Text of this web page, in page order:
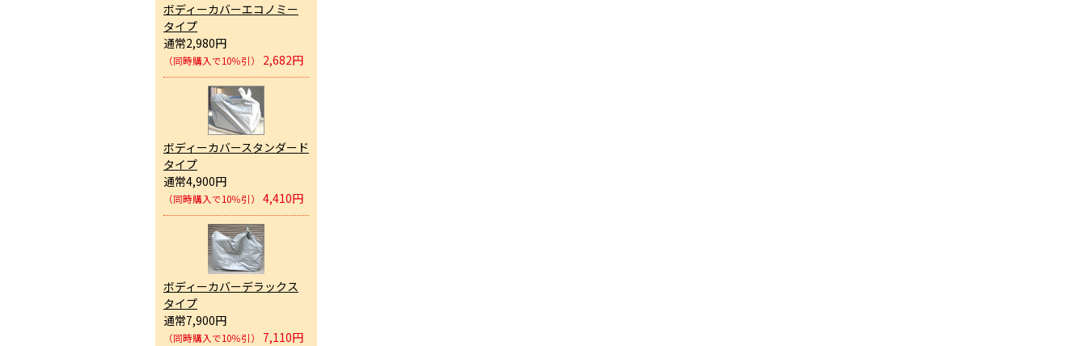
ボディーカバーエコノミー
タイプ
通常2,980円
（同時購入で10％引） 2,682円
ボディーカバースタンダード
タイプ
通常4,900円
（同時購入で10％引） 4,410円
ボディーカバーデラックス
タイプ
通常7,900円
（同時購入で10％引） 7,110円